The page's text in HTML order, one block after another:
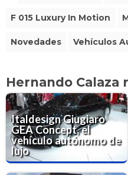
F 015 Luxury In Motion
Novedades Vehículos
Hernando Calaza
Italdesign Giugiaro
GEA Concept, el
vehículo autónomo de
lujo